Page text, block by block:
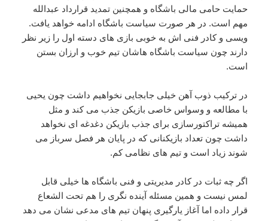
حمایت حامی مالی باشگاه و همچنین تمدید قرارداد عبدالله
مهم است. در هر صورت سیاست باشگاه ادامه خواهد یافت.
ویسی و کادر فنی اش به خوبی بازی های دسته اول را زیر نظر
دارند چون سیاست باشگاه هاشان تیم خوب و ارزان بستن
است.
در ترکیب ذوب آهن خیلی جابجایی نخواهیم داشت چون یحیی
با مطالعه و وسواس خاصی بازیکن جذب می کند و مثل
همیشه تراکتورسازی برای جذب بازیکن دغدغه ای نخواهد
داشت چون تعداد بازیکنانی که در پایان هر فصل سرباز می
شوند زیاد است و تیم های نظامی کم.
اگر چه ثبات در کادر مدیریتی و فنی باشگاه ها خیلی قابل
لمس نیست و همین مسئله آینده نگری را هم تحت الشعاع
قرار داده اما آغاز یارگیری پنهان تیم های مدعی نشان می دهد